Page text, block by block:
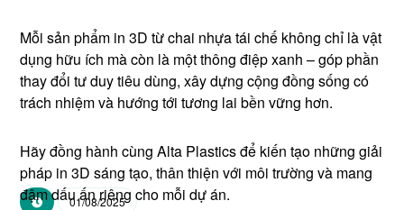
Mỗi sản phẩm in 3D từ chai nhựa tái chế không chỉ là vật
dụng hữu ích mà còn là một thông điệp xanh – góp phần
thay đổi tư duy tiêu dùng, xây dựng cộng đồng sống có
trách nhiệm và hướng tới tương lai bền vững hơn.
Hãy đồng hành cùng Alta Plastics để kiến tạo những giải
pháp in 3D sáng tạo, thân thiện với môi trường và mang
đậm dấu ấn riêng cho mỗi dự án.
01/08/2025